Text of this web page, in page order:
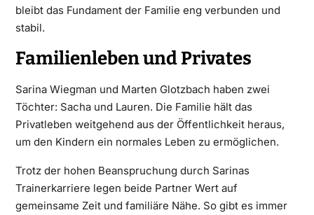
bleibt das Fundament der Familie eng verbunden und
stabil.
Familienleben und Privates
Sarina Wiegman und Marten Glotzbach haben zwei
Töchter: Sacha und Lauren. Die Familie hält das
Privatleben weitgehend aus der Öffentlichkeit heraus,
um den Kindern ein normales Leben zu ermöglichen.
Trotz der hohen Beanspruchung durch Sarinas
Trainerkarriere legen beide Partner Wert auf
gemeinsame Zeit und familiäre Nähe. So gibt es immer